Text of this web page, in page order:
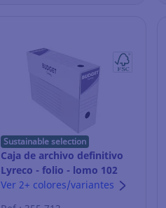
Sustainable selection
Caja de archivo definitivo
Lyreco - folio - lomo 102
mm - blanco - Pack de 50
Ver 2+ colores/variantes